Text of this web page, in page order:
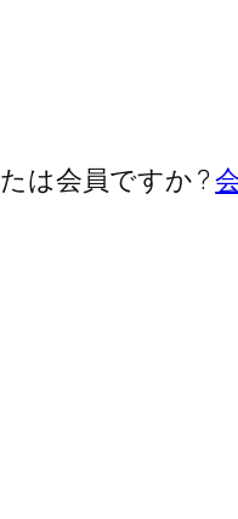
は会員ですか ?